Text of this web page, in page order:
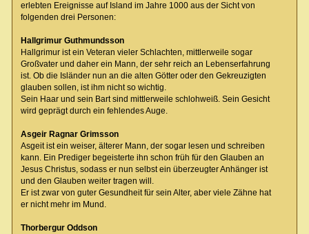
erlebten Ereignisse auf Island im Jahre 1000 aus der Sicht von
folgenden drei Personen:
Hallgrimur Guthmundsson
Hallgrimur ist ein Veteran vieler Schlachten, mittlerweile sogar
Großvater und daher ein Mann, der sehr reich an Lebenserfahrung
ist. Ob die Isländer nun an die alten Götter oder den Gekreuzigten
glauben sollen, ist ihm nicht so wichtig.
Sein Haar und sein Bart sind mittlerweile schlohweiß. Sein Gesicht
wird geprägt durch ein fehlendes Auge.
Asgeir Ragnar Grimsson
Asgeit ist ein weiser, älterer Mann, der sogar lesen und schreiben
kann. Ein Prediger begeisterte ihn schon früh für den Glauben an
Jesus Christus, sodass er nun selbst ein überzeugter Anhänger ist
und den Glauben weiter tragen will.
Er ist zwar von guter Gesundheit für sein Alter, aber viele Zähne hat
er nicht mehr im Mund.
Thorbergur Oddson